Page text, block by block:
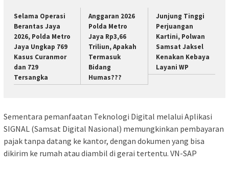
Selama Operasi
Berantas Jaya
2026, Polda Metro
Jaya Ungkap 769
Kasus Curanmor
dan 729
Tersangka
Anggaran 2026
Polda Metro
Jaya Rp3,66
Triliun, Apakah
Termasuk
Bidang
Humas???
Junjung Tinggi
Perjuangan
Kartini, Polwan
Samsat Jaksel
Kenakan Kebaya
Layani WP
Sementara pemanfaatan Teknologi Digital melalui Aplikasi
SIGNAL (Samsat Digital Nasional) memungkinkan pembayaran
pajak tanpa datang ke kantor, dengan dokumen yang bisa
dikirim ke rumah atau diambil di gerai tertentu. VN-SAP